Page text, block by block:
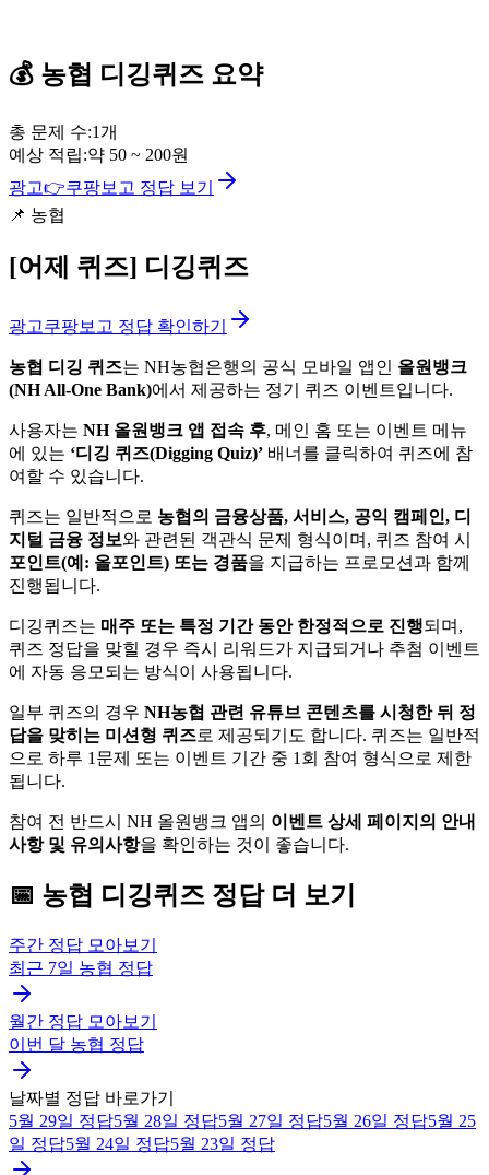
💰 농협 디깅퀴즈 요약
총 문제 수:1개
예상 적립:약 50 ~ 200원
광고👉쿠팡보고 정답 보기
📌 농협
[어제 퀴즈] 디깅퀴즈
광고쿠팡보고 정답 확인하기
농협 디깅 퀴즈는 NH농협은행의 공식 모바일 앱인 올원뱅크
(NH All-One Bank)에서 제공하는 정기 퀴즈 이벤트입니다.
사용자는 NH 올원뱅크 앱 접속 후, 메인 홈 또는 이벤트 메뉴
에 있는 ‘디깅 퀴즈(Digging Quiz)’ 배너를 클릭하여 퀴즈에 참
여할 수 있습니다.
퀴즈는 일반적으로 농협의 금융상품, 서비스, 공익 캠페인, 디
지털 금융 정보와 관련된 객관식 문제 형식이며, 퀴즈 참여 시
포인트(예: 올포인트) 또는 경품을 지급하는 프로모션과 함께
진행됩니다.
디깅퀴즈는 매주 또는 특정 기간 동안 한정적으로 진행되며,
퀴즈 정답을 맞힐 경우 즉시 리워드가 지급되거나 추첨 이벤트
에 자동 응모되는 방식이 사용됩니다.
일부 퀴즈의 경우 NH농협 관련 유튜브 콘텐츠를 시청한 뒤 정
답을 맞히는 미션형 퀴즈로 제공되기도 합니다. 퀴즈는 일반적
으로 하루 1문제 또는 이벤트 기간 중 1회 참여 형식으로 제한
됩니다.
참여 전 반드시 NH 올원뱅크 앱의 이벤트 상세 페이지의 안내
사항 및 유의사항을 확인하는 것이 좋습니다.
📅 농협 디깅퀴즈 정답 더 보기
주간 정답 모아보기
최근 7일 농협 정답
월간 정답 모아보기
이번 달 농협 정답
날짜별 정답 바로가기
5월 29일 정답5월 28일 정답5월 27일 정답5월 26일 정답5월 25
일 정답5월 24일 정답5월 23일 정답